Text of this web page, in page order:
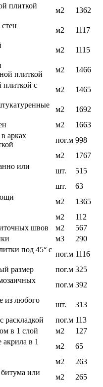
плиткой
м2
1362
м2
1117
м2
1115
плиткой
м2
1466
плиткой с
м2
1465
м2
1692
м2
1663
арках
пог.м 998
м2
1767
или
шт.
515
шт.
63
м2
1365
м2
112
швов
м2
567
м3
290
под 45° с
пог.м 1116
размер
пог.м 325
пог.м 392
из любого
шт.
313
раскладкой
пог.м 113
в 1 слой
м2
127
в 1
м2
65
м2
263
или
м2 265